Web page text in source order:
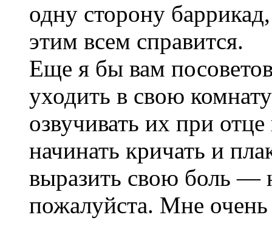
одну сторону
этим всем справится.
Еще я бы вам
уходить в свою
озвучивать их при
начинать кричать и
выразить свою боль —
пожалуйста. Мне